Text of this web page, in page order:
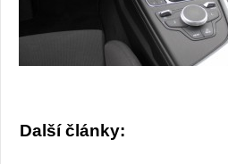
Další články: